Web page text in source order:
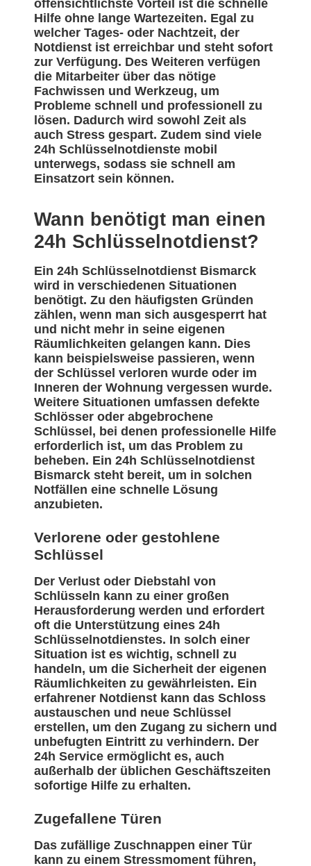
offensichtlichste Vorteil ist die schnelle
Hilfe ohne lange Wartezeiten. Egal zu
welcher Tages- oder Nachtzeit, der
Notdienst ist erreichbar und steht sofort
zur Verfügung. Des Weiteren verfügen
die Mitarbeiter über das nötige
Fachwissen und Werkzeug, um
Probleme schnell und professionell zu
lösen. Dadurch wird sowohl Zeit als
auch Stress gespart. Zudem sind viele
24h Schlüsselnotdienste mobil
unterwegs, sodass sie schnell am
Einsatzort sein können.
Wann benötigt man einen
24h Schlüsselnotdienst?
Ein 24h Schlüsselnotdienst Bismarck
wird in verschiedenen Situationen
benötigt. Zu den häufigsten Gründen
zählen, wenn man sich ausgesperrt hat
und nicht mehr in seine eigenen
Räumlichkeiten gelangen kann. Dies
kann beispielsweise passieren, wenn
der Schlüssel verloren wurde oder im
Inneren der Wohnung vergessen wurde.
Weitere Situationen umfassen defekte
Schlösser oder abgebrochene
Schlüssel, bei denen professionelle Hilfe
erforderlich ist, um das Problem zu
beheben. Ein 24h Schlüsselnotdienst
Bismarck steht bereit, um in solchen
Notfällen eine schnelle Lösung
anzubieten.
Verlorene oder gestohlene
Schlüssel
Der Verlust oder Diebstahl von
Schlüsseln kann zu einer großen
Herausforderung werden und erfordert
oft die Unterstützung eines 24h
Schlüsselnotdienstes. In solch einer
Situation ist es wichtig, schnell zu
handeln, um die Sicherheit der eigenen
Räumlichkeiten zu gewährleisten. Ein
erfahrener Notdienst kann das Schloss
austauschen und neue Schlüssel
erstellen, um den Zugang zu sichern und
unbefugten Eintritt zu verhindern. Der
24h Service ermöglicht es, auch
außerhalb der üblichen Geschäftszeiten
sofortige Hilfe zu erhalten.
Zugefallene Türen
Das zufällige Zuschnappen einer Tür
kann zu einem Stressmoment führen,